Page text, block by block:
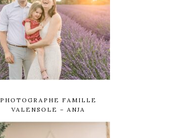
PHOTOGRAPHE FAMILLE
VALENSOLE – ANJA